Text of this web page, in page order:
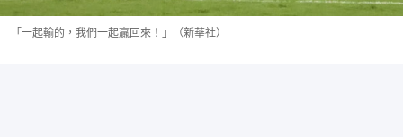
「一起輸的，我們一起贏回來！」（新華社）